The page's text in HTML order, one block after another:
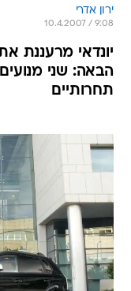
ירון אדרי
10.4.2007 / 9:08
יונדאי מרעננת
הבאה: שני
תחרותיים